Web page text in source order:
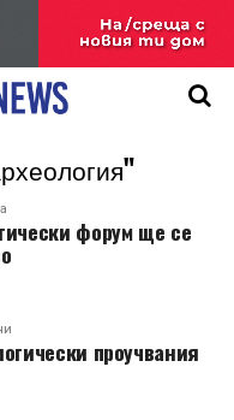
форум ще се
проучвания